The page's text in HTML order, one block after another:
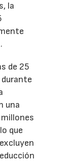
la
de 25
una
que